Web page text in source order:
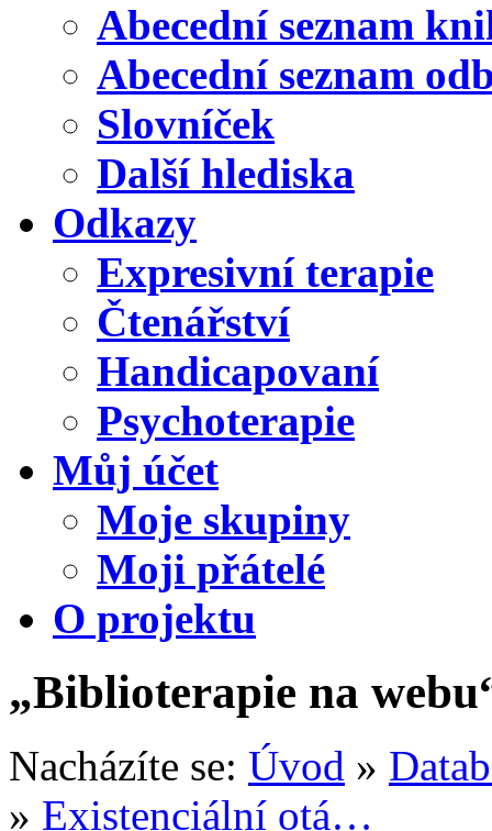
Abecední seznam
Abecední seznam
Slovníček
Další hlediska
Odkazy
Expresivní terapie
Čtenářství
Handicapovaní
Psychoterapie
Můj účet
Moje skupiny
Moji přátelé
O projektu
„Biblioterapie na
Nacházíte se: Úvod »
» Existenciální otá…